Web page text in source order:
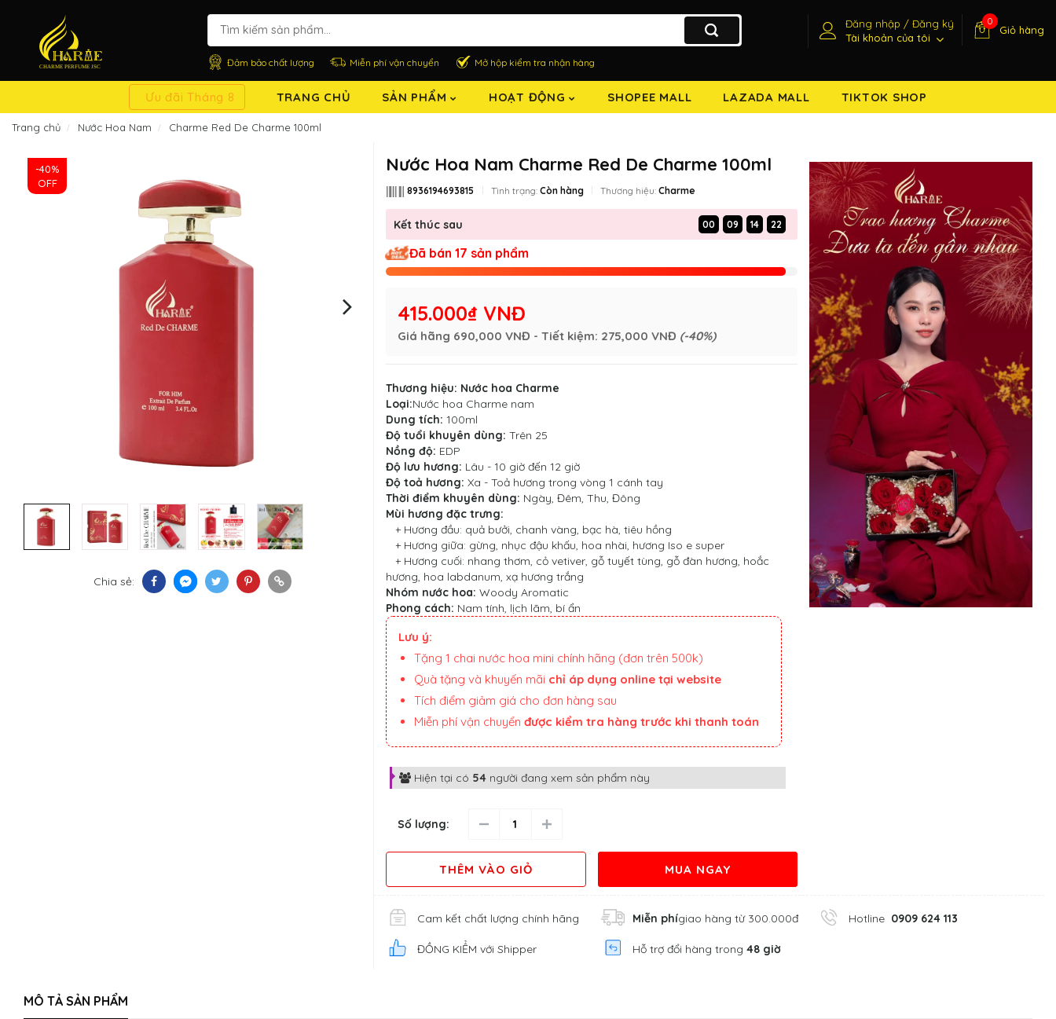
Đảm bảo chất lượng Miễn phí vận chuyển Mở hộp kiểm tra nhận hàng
Đăng nhập / Đăng ký
Tài khoản của tôi
0
Giỏ hàng
Ưu đãi Tháng 8 TRANG CHỦ SẢN PHẨM HOẠT ĐỘNG SHOPEE MALL LAZADA MALL TIKTOK SHOP
Trang chủ Nước Hoa Nam Charme Red De Charme 100ml
-40%
OFF
Chia sẻ:
Nước Hoa Nam Charme Red De Charme 100ml
8936194693815 Tình trạng: Còn hàng Thương hiệu: Charme
Kết thúc sau 00 09 14 21
Đã bán 17 sản phẩm
415.000₫ VNĐ
Giá hãng 690,000 VNĐ - Tiết kiệm: 275,000 VNĐ (-40%)
Thương hiệu: Nước hoa Charme
Loại:Nước hoa Charme nam
Dung tích: 100ml
Độ tuổi khuyên dùng: Trên 25
Nồng độ: EDP
Độ lưu hương: Lâu - 10 giờ đến 12 giờ
Độ toả hương: Xa - Toả hương trong vòng 1 cánh tay
Thời điểm khuyên dùng: Ngày, Đêm, Thu, Đông
Mùi hương đặc trưng:
+ Hương đầu: quả bưởi, chanh vàng, bạc hà, tiêu hồng
+ Hương giữa: gừng, nhục đậu khấu, hoa nhài, hương Iso e super
+ Hương cuối: nhang thơm, cỏ vetiver, gỗ tuyết tùng, gỗ đàn hương, hoắc
hương, hoa labdanum, xạ hương trắng
Nhóm nước hoa: Woody Aromatic
Phong cách: Nam tính, lịch lãm, bí ẩn
Lưu ý:
Tặng 1 chai nước hoa mini chính hãng (đơn trên 500k)
Quà tặng và khuyến mãi chỉ áp dụng online tại website
Tích điểm giảm giá cho đơn hàng sau
Miễn phí vận chuyển được kiểm tra hàng trước khi thanh toán
Hiện tại có 54người đang xem sản phẩm này
Số lượng:
THÊM VÀO GIỎ MUA NGAY
Cam kết chất lượng chính hãng Miễn phígiao hàng từ 300.000đ Hotline 0909 624 113
ĐỒNG KIỂM với Shipper Hỗ trợ đổi hàng trong48 giờ
MÔ TẢ SẢN PHẨM